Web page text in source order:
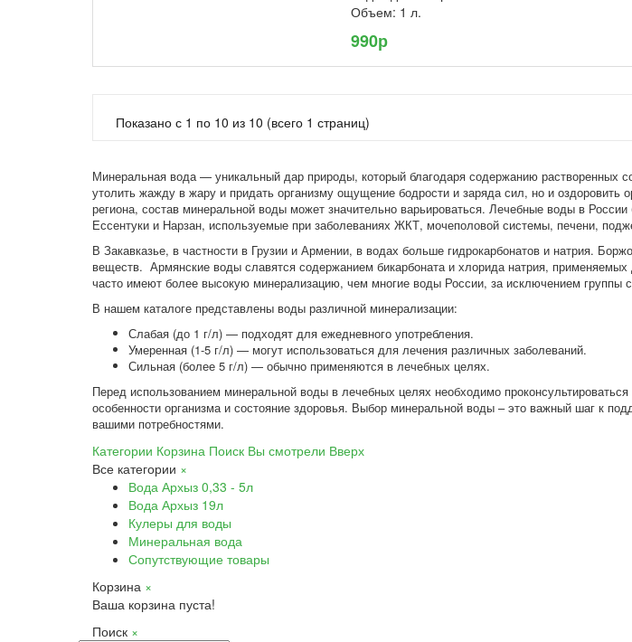
Объем: 1 л.
990р
Показано с 1 по 10 из 10 (всего 1 страниц)
Минеральная вода — уникальный дар природы, который благодаря содержанию растворенных
утолить жажду в жару и придать организму ощущение бодрости и заряда сил, но и оздоровить
региона, состав минеральной воды может значительно варьироваться. Лечебные воды в
Ессентуки и Нарзан, используемые при заболеваниях ЖКТ, мочеполовой системы, печени,
В Закавказье, в частности в Грузии и Армении, в водах больше гидрокарбонатов и натрия.
веществ. Армянские воды славятся содержанием бикарбоната и хлорида натрия,
часто имеют более высокую минерализацию, чем многие воды России, за исключением группы
В нашем каталоге представлены воды различной минерализации:
Слабая (до 1 г/л) — подходят для ежедневного употребления.
Умеренная (1-5 г/л) — могут использоваться для лечения различных заболеваний.
Сильная (более 5 г/л) — обычно применяются в лечебных целях.
Перед использованием минеральной воды в лечебных целях необходимо
особенности организма и состояние здоровья. Выбор минеральной воды – это важный шаг к
вашими потребностями.
Категории Корзина Поиск Вы смотрели Вверх
Все категории ×
Вода Архыз 0,33 - 5л
Вода Архыз 19л
Кулеры для воды
Минеральная вода
Сопутствующие товары
Корзина ×
Ваша корзина пуста!
Поиск ×